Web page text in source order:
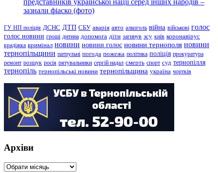
представників української нації серед інших народів –
зазнали фіаско (фото)
ГУ НП поліція ДСНС ДТП СБУ аварія авто алкоголь війна військові голос
голос новини гроші дитина допомога діти загинув зсу київ коронавірус
крадіжка кримінал новини новини голос новини тернополя новини
тернопільщини патрульні погода пожежа політика поліція прокуратура
ремонт розшук росія рятувальники сергій надал смерть спорт суд тернопілля
тернопіль тернопільські новини тернопільщина україна чортків
Архіви
Архіви